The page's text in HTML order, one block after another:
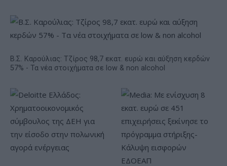
Β.Σ. Καρούλιας: Τζίρος 98,7 εκατ. ευρώ και αύξηση κερδών
57% - Τα νέα στοιχήματα σε low & non alcohol